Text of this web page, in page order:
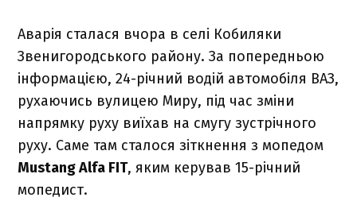
Аварія сталася вчора в селі Кобиляки
Звенигородського району. За попередньою
інформацією, 24-річний водій автомобіля ВАЗ,
рухаючись вулицею Миру, під час зміни
напрямку руху виїхав на смугу зустрічного
руху. Саме там сталося зіткнення з мопедом
Mustang Alfa FIT, яким керував 15-річний
мопедист.